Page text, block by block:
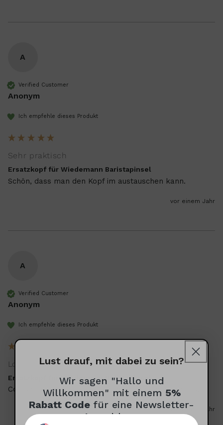
A
Verified Customer
Anonym
Ich empfehle dieses Produkt
Sehr praktisch
Ersatzkopf für Wiedemann Baristapinsel
Schön, dass man den Kopf im austauschen kann.
vor einem Jahr
A
Verified Customer
Anonym
Ich empfehle dieses Produkt
Looks good
Ersatzkopf für Wiedemann Baristapinsel
Couldn't test it yet, but looks good and well crafted.
vor einem Jahr
Lust drauf, mit dabei zu sein?
Wir sagen "Hallo und
Willkommen" mit einem 5%
Rabatt Code für eine Newsletter-
Anmeldung